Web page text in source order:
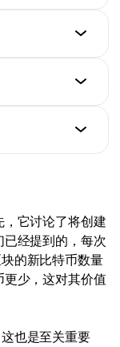
它讨论了将创建
经提到的，每次
的新比特币数量
少，这对其价值
也是至关重要